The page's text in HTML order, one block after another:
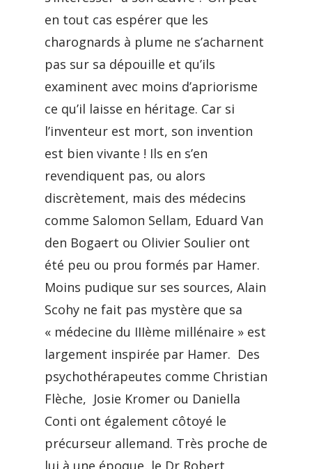
en tout cas espérer que les
charognards à plume ne s’acharnent
pas sur sa dépouille et qu’ils
examinent avec moins d’apriorisme
ce qu’il laisse en héritage. Car si
l’inventeur est mort, son invention
est bien vivante ! Ils en s’en
revendiquent pas, ou alors
discrètement, mais des médecins
comme Salomon Sellam, Eduard Van
den Bogaert ou Olivier Soulier ont
été peu ou prou formés par Hamer.
Moins pudique sur ses sources, Alain
Scohy ne fait pas mystère que sa
« médecine du IIIème millénaire » est
largement inspirée par Hamer. Des
psychothérapeutes comme Christian
Flèche, Josie Kromer ou Daniella
Conti ont également côtoyé le
précurseur allemand. Très proche de
lui à une époque, le Dr Robert